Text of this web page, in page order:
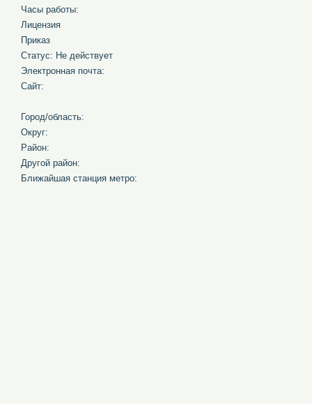
Часы работы:
Лицензия
Приказ
Статус: Не действует
Электронная почта:
Сайт:
Город/область:
Округ:
Район:
Другой район:
Ближайшая станция метро: